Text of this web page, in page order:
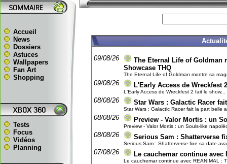
Accueil
News
Dossiers
Astuces
Wallpapers
Fan Art
Shopping
Tests
Focus
Vidéos
Planning
09/08/26
The Eternal Life of Goldman
Showcase THQ
The Eternal Life of Goldman montre sa
09/08/26 L'Early Access de Wreckfest
L'Early Access de Wreckfest 2 fait le show...
08/08/26 Star Wars : Galactic Racer
Star Wars : Galactic Racer fait la part belle
08/08/26 Preview - Valor Mortis : un
Preview - Valor Mortis : un Souls-like
08/08/26 Serious Sam : Shatterverse
Serious Sam : Shatterverse fixe sa date
07/08/26 Le cauchemar continue avec
Le cauchemar continue avec REANIMAL :